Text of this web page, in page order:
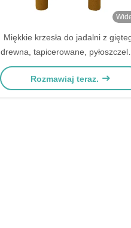
Miękkie krzesła do jadalni z
drewna, tapicerowane,
w stylu mid-century
Rozmawiaj teraz.